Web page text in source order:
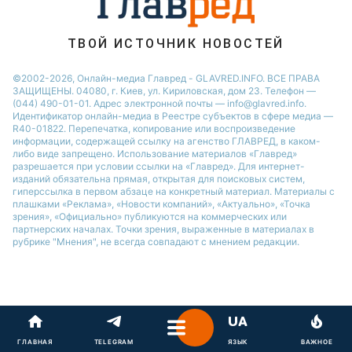
ТВОЙ ИСТОЧНИК НОВОСТЕЙ
©2002-2026, Онлайн-медиа Главред - GLAVRED.INFO. ВСЕ ПРАВА
ЗАЩИЩЕНЫ. 04080, г. Киев, ул. Кириловская, дом 23. Телефон —
(044) 490-01-01. Адрес электронной почты — info@glavred.info.
Идентификатор онлайн-медиа в Реестре cубъектов в сфере медиа —
R40-01822. Перепечатка, копирование или воспроизведение
информации, содержащей ссылку на агенство ГЛАВРЕД, в каком-
либо виде запрещено. Использование материалов «Главред»
разрешается при условии ссылки на «Главред». Для интернет-
изданий обязательна прямая, открытая для поисковых систем,
гиперссылка в первом абзаце на конкретный материал. Материалы с
плашками «Реклама», «Новости компаний», «Актуально», «Точка
зрения», «Официально» публикуются на коммерческих или
партнерских началах. Точки зрения, выраженные в материалах в
рубрике "Мнения", не всегда совпадают с мнением редакции.
ГЛАВНАЯ TELEGRAM ЯЗЫК ВАЖНОЕ